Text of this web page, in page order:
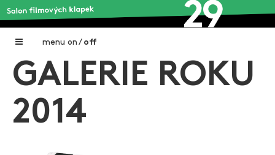
menu on / off
Home
Galerie filmových klapek
GALERIE ROKU
2014